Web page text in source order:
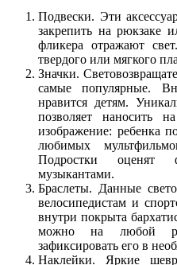
Подвески. Эти
закрепить на рюкзаке
фликера отражают
твердого или мягкого
Значки.
самые популярные.
нравится детям.
позволяет наносить
изображение: ребенка
любимых
Подростки оценят
музыкантами.
Браслеты. Данные
велосипедистам и
внутри покрыта
можно на любой
зафиксировать его в
Наклейки. Яркие